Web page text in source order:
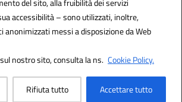
del sito, alla fruibilità dei servizi
accessibilità – sono utilizzati, inoltre,
messi a disposizione da Web
nostro sito, consulta la ns. Cookie Policy.
Rifiuta tutto Accettare tutto
PAIS03600R
& Powered by 3D Solution S.r.l.
& Design by Designers Italia